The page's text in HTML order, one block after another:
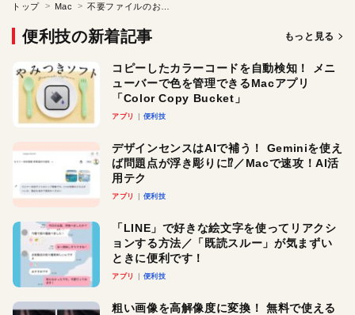
トップ Mac
便利技の新着記事 もっと見る
コピーしたカラーコードを自動検知！ メニ
ューバーで色を管理できるMacアプリ
「Color Copy Bucket」
アプリ 便利技
デザインセンスはAIで補う！ Geminiを使え
ば問題点が浮き彫りに⁉︎／Macで速攻！AI活
用テク
アプリ 便利技
「LINE」で好きな絵文字を使ってリアクシ
ョンする方法／「既読スルー」が気まずい
ときに便利です！
アプリ 便利技
粗い画像を高解像度に変換！ 無料で使える